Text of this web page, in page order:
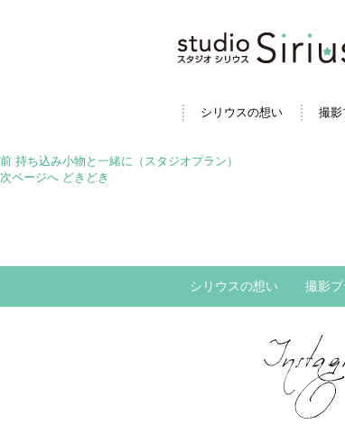
シリウスの想い 撮影
投
稿
前 前
の
持ち込み小物と一緒に（スタジオプラン）
次ページへ 次
どきどき
シリウスの想い 撮影